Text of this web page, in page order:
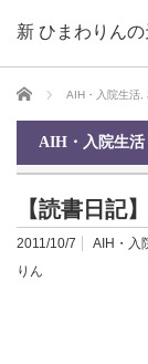
新 ひまわりん
ホーム AIH・入院生活
AIH・入院生活
【読書日記
2011/10/7 AIH・入
りん